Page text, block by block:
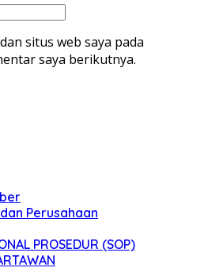
situs web saya pada
saya berikutnya.
Perusahaan
PROSEDUR (SOP)